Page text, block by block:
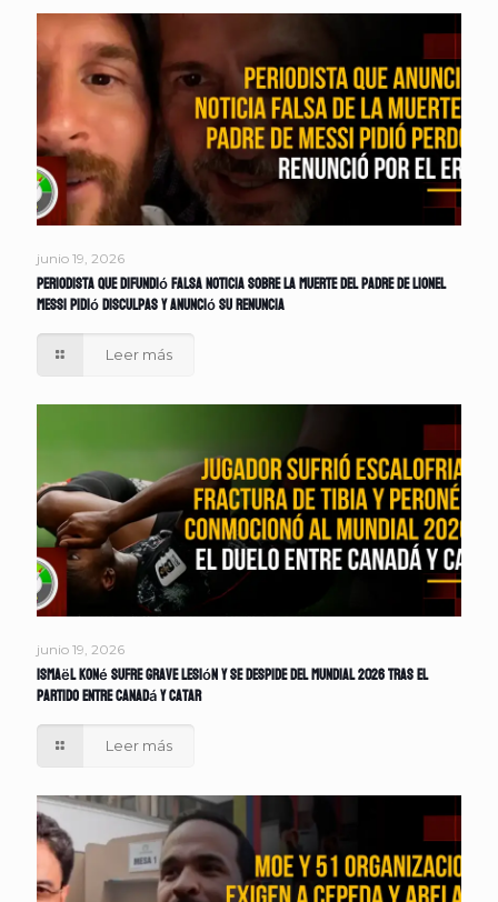
junio 19, 2026
Periodista que difundió falsa noticia sobre la muerte del padre de Lionel
Messi pidió disculpas y anunció su renuncia
Leer más
junio 19, 2026
Ismaël Koné sufre grave lesión y se despide del Mundial 2026 tras el
partido entre Canadá y Catar
Leer más